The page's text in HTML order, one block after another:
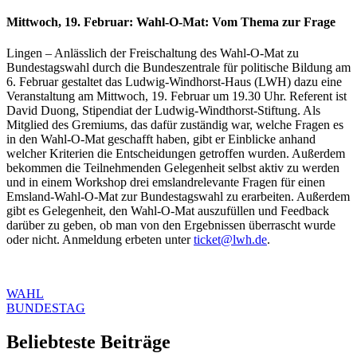
Mittwoch, 19. Februar: Wahl-O-Mat: Vom Thema zur Frage
Lingen – Anlässlich der Freischaltung des Wahl-O-Mat zu
Bundestagswahl durch die Bundeszentrale für politische Bildung am
6. Februar gestaltet das Ludwig-Windhorst-Haus (LWH) dazu eine
Veranstaltung am Mittwoch, 19. Februar um 19.30 Uhr. Referent ist
David Duong, Stipendiat der Ludwig-Windthorst-Stiftung. Als
Mitglied des Gremiums, das dafür zuständig war, welche Fragen es
in den Wahl-O-Mat geschafft haben, gibt er Einblicke anhand
welcher Kriterien die Entscheidungen getroffen wurden. Außerdem
bekommen die Teilnehmenden Gelegenheit selbst aktiv zu werden
und in einem Workshop drei emslandrelevante Fragen für einen
Emsland-Wahl-O-Mat zur Bundestagswahl zu erarbeiten. Außerdem
gibt es Gelegenheit, den Wahl-O-Mat auszufüllen und Feedback
darüber zu geben, ob man von den Ergebnissen überrascht wurde
oder nicht. Anmeldung erbeten unterticket@lwh.de.
WAHL
BUNDESTAG
Beliebteste Beiträge